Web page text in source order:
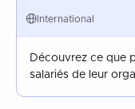
International
Découvrez ce que
salariés de leur